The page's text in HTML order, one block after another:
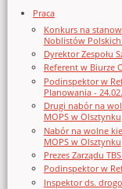
Praca
Konkurs na
Noblistów
Dyrektor Zespołu
Referent w Biurze
Podinspektor w
Planowania -
Drugi nabór na
MOPS w Olsztynku
Nabór na wolne
MOPS w Olsztynku
Prezes Zarządu
Podinspektor w
Inspektor ds.